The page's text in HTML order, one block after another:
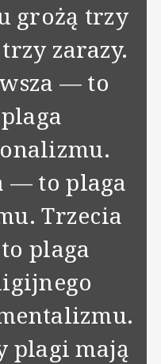
grożą trzy
zarazy.
— to
plaga
— to plaga
Trzecia
plaga
plagi mają